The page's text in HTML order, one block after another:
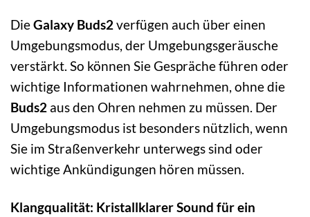
DieGalaxy Buds2 verfügen auch über einen
Umgebungsmodus, der Umgebungsgeräusche
verstärkt. So können Sie Gespräche führen oder
wichtige Informationen wahrnehmen, ohne die
Buds2 aus den Ohren nehmen zu müssen. Der
Umgebungsmodus ist besonders nützlich, wenn
Sie im Straßenverkehr unterwegs sind oder
wichtige Ankündigungen hören müssen.
Klangqualität: Kristallklarer Sound für ein